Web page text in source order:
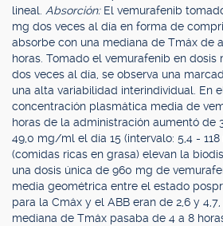
lineal. Absorción: El vemurafenib
mg dos veces al día en forma de
absorbe con una mediana de Tmáx de
horas. Tomado el vemurafenib en
dos veces al día, se observa una
una alta variabilidad interindividual. En
concentración plasmática media de
horas de la administración aumentó de
49,0 mg/ml el día 15 (intervalo: 5,4 -
(comidas ricas en grasa) elevan la
una dosis única de 960 mg de
media geométrica entre el estado
para la Cmáx y el ABB eran de 2,6 y
mediana de Tmáx pasaba de 4 a 8